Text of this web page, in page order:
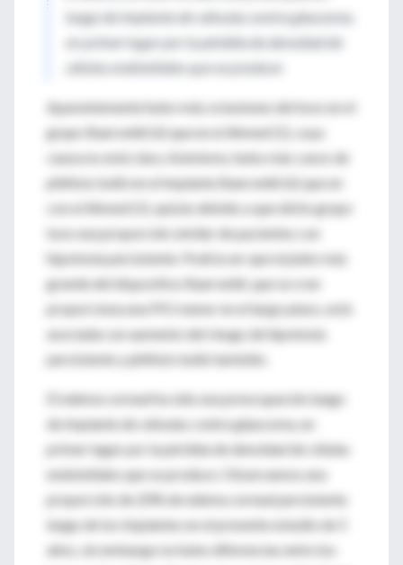
luego de implante de válvulas contra glaucoma,
en primer lugar por la pérdida de densidad de
células endoteliales que se produce
Aparentemente hubo más oclusiones del tuvo en el
grupo Baerveldt (6) que en el Ahmed (1), cuya
causa no está clara. Asimismo, hubo más casos de
phthisis bulbi en el implante Baerveldt (6) que en
con el Ahmed (1), quizás debido a que dicho grupo
tuvo una proporción similar de pacientes con
hipotonía persistente. Podría ser que el plato más
grande del dispositivo Baerveldt, que se cree
proporciona una PIO menor en el largo plazo, está
asociada con aumento del riesgo de hipotonía
persistente y phthisis bulbi también.
El edema corneal ha sido una preocupación luego
de implante de válvulas contra glaucoma, en
primer lugar por la pérdida de densidad de células
endoteliales que se produce. Observamos una
proporción de 20% de edema corneal persistente
luego de los implantes en el presente estudio de 5
años, sin embargo no hubo diferencias entre los